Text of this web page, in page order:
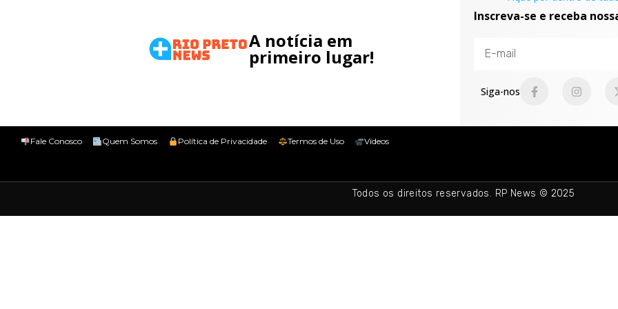
A notícia em
primeiro lugar!
Inscreva-se e receba
Siga-nos
Fale Conosco Quem Somos Política de Privacidade Termos de Uso Vídeos
Todos os direitos reservados. RP News © 2025